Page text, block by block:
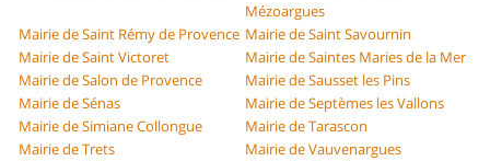
Mézoargues
Mairie de Saint Rémy de Provence Mairie de Saint Savournin
Mairie de Saint Victoret
Mairie de Saintes Maries de la Mer
Mairie de Salon de Provence
Mairie de Sausset les Pins
Mairie de Sénas
Mairie de Septèmes les Vallons
Mairie de Simiane Collongue
Mairie de Tarascon
Mairie de Trets
Mairie de Vauvenargues